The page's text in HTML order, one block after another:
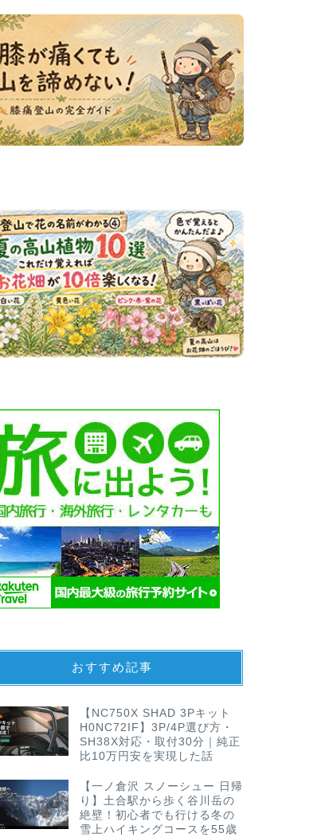
おすすめ記事
【NC750X SHAD 3Pキット
H0NC72IF】3P/4P選び方・
SH38X対応・取付30分｜純正
比10万円安を実現した話
【一ノ倉沢 スノーシュー 日帰
り】土合駅から歩く谷川岳の
絶壁！初心者でも行ける冬の
雪上ハイキングコースを55歳